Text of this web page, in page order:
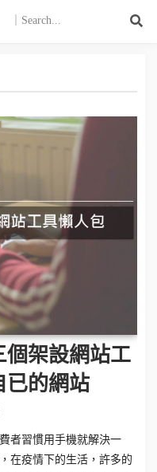
個架設網站工
已的網站
者習慣用手機就解決一
在疫情下的生活，許多的